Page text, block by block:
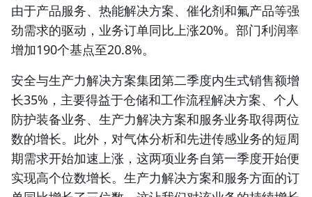
由于产品服务、热能解决方案、催化剂和氟产品等强
劲需求的驱动，业务订单同比上涨20%。部门利润率
增加190个基点至20.8%。
安全与生产力解决方案集团第二季度内生式销售额增
长35%，主要得益于仓储和工作流程解决方案、个人
防护装备业务、生产力解决方案和服务业务取得两位
数的增长。此外，对气体分析和先进传感业务的短周
期需求开始加速上涨，这两项业务自第一季度开始便
实现高个位数增长。生产力解决方案和服务方面的订